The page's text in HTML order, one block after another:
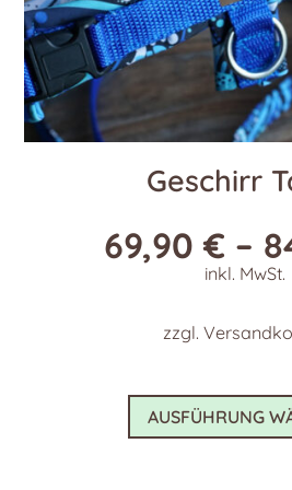
Geschirr
69,90€ –
inkl. MwSt.
zzgl.
AUSFÜHRUNG